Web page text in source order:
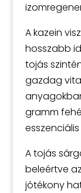
A kazein
hosszabb
tojás
gazdag
gramm
A tojás
beleértve
jótékony